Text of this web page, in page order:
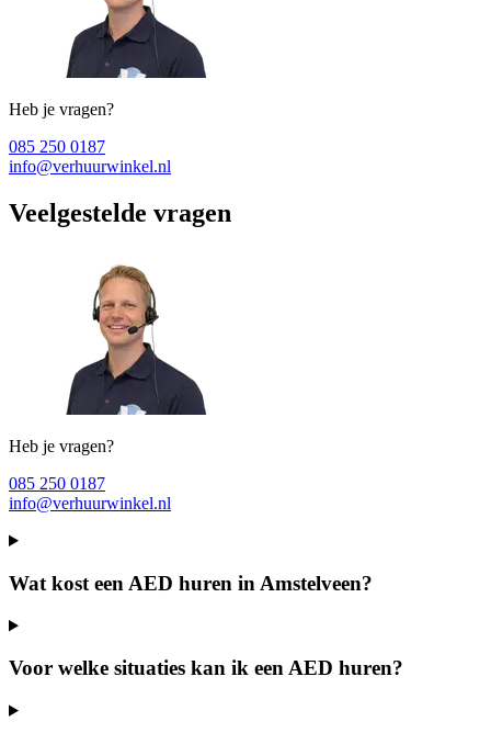
Heb je vragen?
085 250 0187
info@verhuurwinkel.nl
Veelgestelde vragen
Heb je vragen?
085 250 0187
info@verhuurwinkel.nl
Wat kost een AED huren in Amstelveen?
Voor welke situaties kan ik een AED huren?